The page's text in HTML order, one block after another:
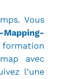
Vous
Mapping-
avec
l’une